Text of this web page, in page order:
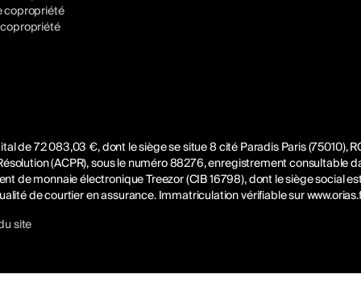
copropriété
copropriété
de 72 083,03 €, dont le siège se situe 8 cité Paradis Paris (75010),
(ACPR), sous le numéro 88276, enregistrement consultable
de monnaie électronique Treezor (CIB 16798), dont le siège social
de courtier en assurance. Immatriculation vérifiable sur
site
vos Options
de confidentialité, en garantissant la